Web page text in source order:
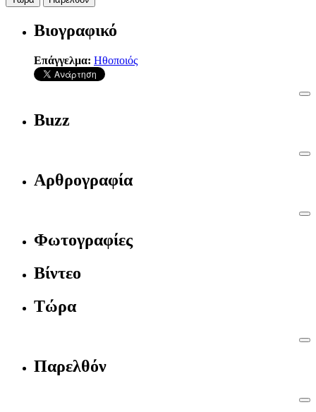
Βιογραφικό
Επάγγελμα: Ηθοποιός
Buzz
Αρθρογραφία
Φωτογραφίες
Βίντεο
Τώρα
Παρελθόν